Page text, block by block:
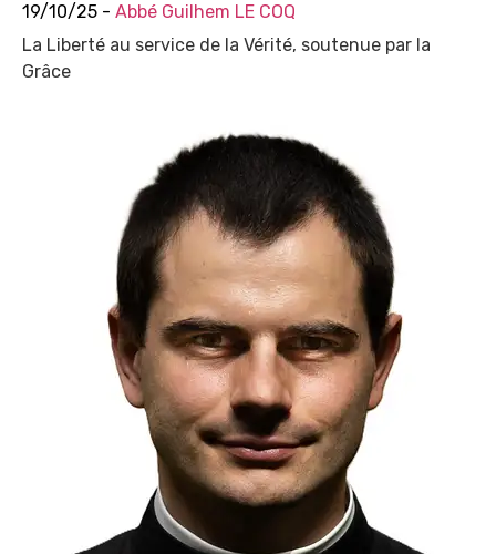
19/10/25 - Abbé Guilhem LE COQ
La Liberté au service de la Vérité, soutenue par la
Grâce